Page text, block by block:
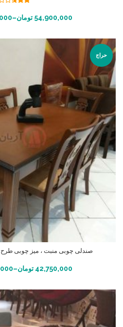
از 5
54,900,000 تومان–انتخاب
حراج
صندلی چوبی منبت ، میز چوبی طرح
42,750,000 تومان–انتخاب